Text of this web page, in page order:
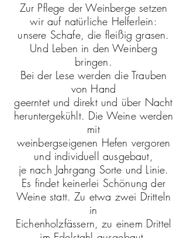
Zur Pflege der Weinberge setzen
wir auf natürliche Helferlein:
unsere Schafe, die fleißig grasen.
Und Leben in den Weinberg
bringen.
Bei der Lese werden die Trauben
von Hand
geerntet und direkt und über Nacht
heruntergekühlt. Die Weine werden
mit
weinbergseigenen Hefen vergoren
und individuell ausgebaut,
je nach Jahrgang Sorte und Linie.
Es findet keinerlei Schönung der
Weine statt. Zu etwa zwei Dritteln
in
Eichenholzfässern, zu einem Drittel